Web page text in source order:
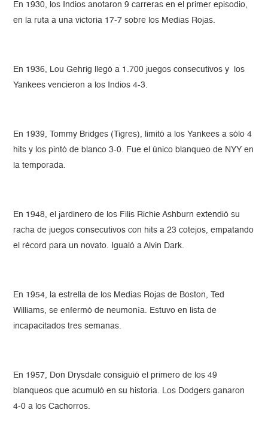
En 1930, los Indios anotaron 9 carreras en el primer episodio,
en la ruta a una victoria 17-7 sobre los Medias Rojas.
En 1936, Lou Gehrig llegó a 1.700 juegos consecutivos y los
Yankees vencieron a los Indios 4-3.
En 1939, Tommy Bridges (Tigres), limitó a los Yankees a sólo 4
hits y los pintó de blanco 3-0. Fue el único blanqueo de NYY en
la temporada.
En 1948, el jardinero de los Filis Richie Ashburn extendió su
racha de juegos consecutivos con hits a 23 cotejos, empatando
el récord para un novato. Igualó a Alvin Dark.
En 1954, la estrella de los Medias Rojas de Boston, Ted
Williams, se enfermó de neumonía. Estuvo en lista de
incapacitados tres semanas.
En 1957, Don Drysdale consiguió el primero de los 49
blanqueos que acumuló en su historia. Los Dodgers ganaron
4-0 a los Cachorros.